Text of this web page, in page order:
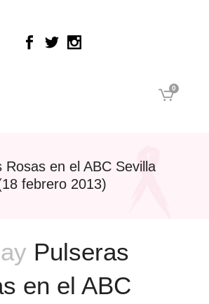
0
Rosas en el ABC Sevilla
febrero 2013)
Pulseras
en el ABC